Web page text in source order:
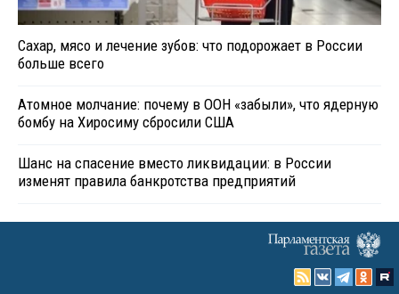
Сахар, мясо и лечение зубов: что подорожает в России
больше всего
Атомное молчание: почему в ООН «забыли», что ядерную
бомбу на Хиросиму сбросили США
Шанс на спасение вместо ликвидации: в России
изменят правила банкротства предприятий